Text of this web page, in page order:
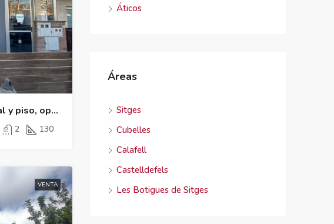
Venta conjunta de local comercial y piso, oportunidad de inversión única
2 130
VENTA
Áticos
Áreas
Sitges
Cubelles
Calafell
Castelldefels
Les Botigues de Sitges